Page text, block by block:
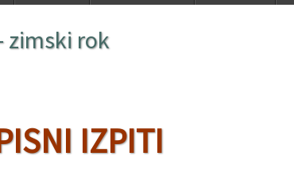
zimski rok
IZPITI